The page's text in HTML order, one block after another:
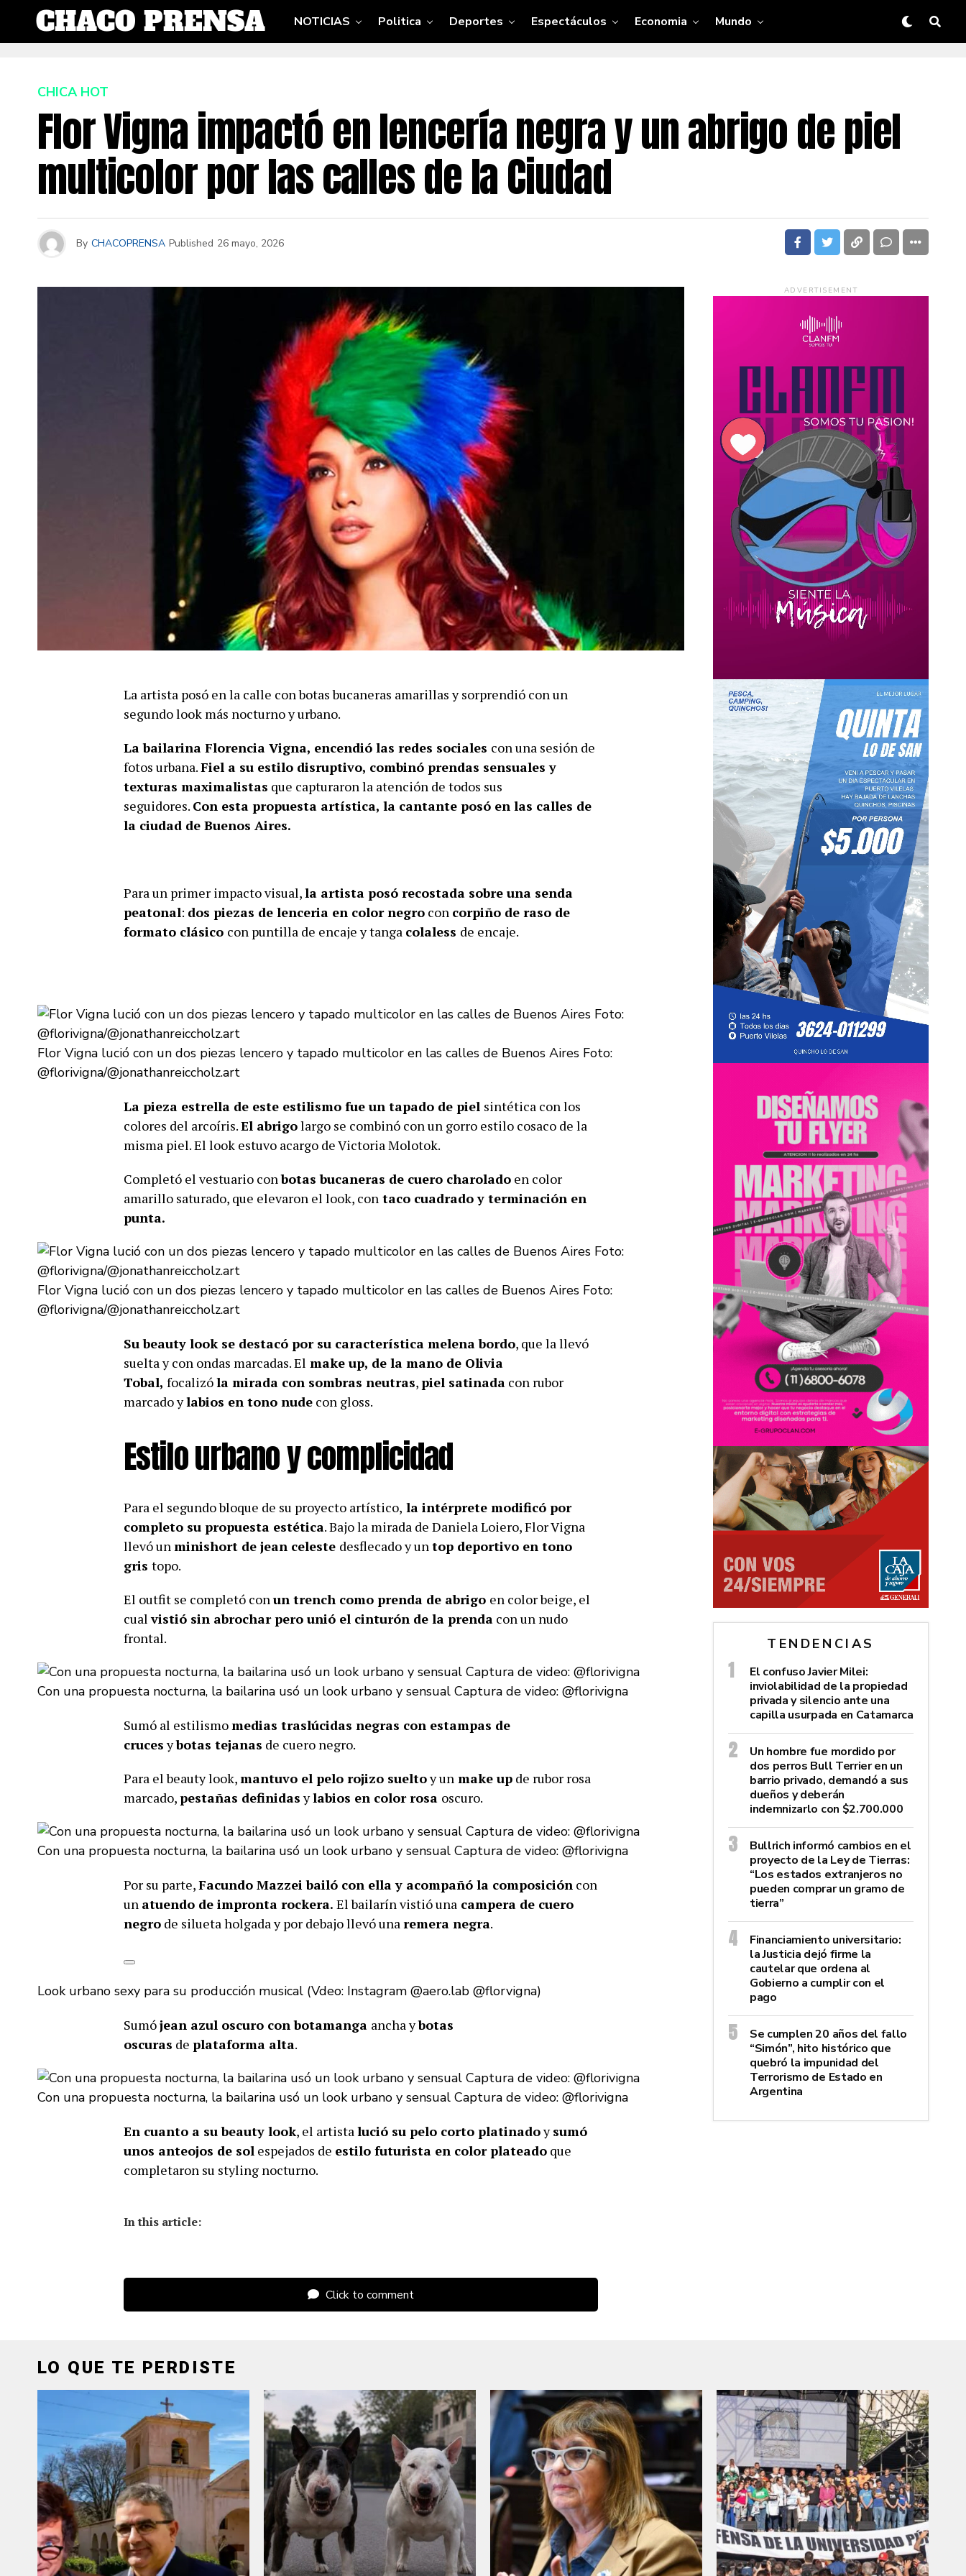
NOTICIAS Politica Deportes Espectáculos Economia Mundo
CHICA HOT
Flor Vigna impactó en lencería negra y un abrigo de piel
multicolor por las calles de la Ciudad
By CHACOPRENSA Published 26 mayo, 2026
La artista posó en la calle con botas bucaneras amarillas y sorprendió con un
segundo look más nocturno y urbano.
La bailarina Florencia Vigna, encendió las redes sociales con una sesión de
fotos urbana.Fiel a su estilo disruptivo, combinó prendas sensuales y
texturas maximalistas que capturaron la atención de todos sus
seguidores. Con esta propuesta artística, la cantante posó en las calles de
la ciudad de Buenos Aires.
Para un primer impacto visual,la artista posó recostada sobre una senda
peatonal: dos piezas de lenceria en color negro con corpiño de raso de
formato clásico con puntilla de encaje y tanga colaless de encaje.
Flor Vigna lució con un dos piezas lencero y tapado multicolor en las calles de Buenos Aires Foto:
@florivigna/@jonathanreiccholz.art
La pieza estrella de este estilismo fue un tapado de piel sintética con los
colores del arcoíris.El abrigolargo se combinó con un gorro estilo cosaco de la
misma piel. El look estuvo acargo de Victoria Molotok.
Completó el vestuario conbotas bucaneras de cuero charolado en color
amarillo saturado, que elevaron el look, con taco cuadrado y terminación en
punta.
Flor Vigna lució con un dos piezas lencero y tapado multicolor en las calles de Buenos Aires Foto:
@florivigna/@jonathanreiccholz.art
Su beauty look se destacó por su característica melena bordo, que la llevó
suelta y con ondas marcadas. El make up, de la mano de Olivia
Tobal, focalizóla mirada con sombras neutras,piel satinada con rubor
marcado ylabios en tono nude con gloss.
Estilo urbano y complicidad
Para el segundo bloque de su proyecto artístico, la intérprete modificó por
completo su propuesta estética. Bajo la mirada de Daniela Loiero, Flor Vigna
llevó unminishort de jean celeste desflecado y untop deportivo en tono
gris topo.
El outfit se completó conun trench como prenda de abrigo en color beige, el
cualvistió sin abrochar pero unió el cinturón de la prenda con un nudo
frontal.
Con una propuesta nocturna, la bailarina usó un look urbano y sensual Captura de video: @florivigna
Sumó al estilismomedias traslúcidas negras con estampas de
crucesybotas tejanas de cuero negro.
Para el beauty look,mantuvo el pelo rojizo sueltoy un make up de rubor rosa
marcado,pestañas definidasylabios en color rosa oscuro.
Con una propuesta nocturna, la bailarina usó un look urbano y sensual Captura de video: @florivigna
Por su parte,Facundo Mazzei bailó con ella y acompañó la composición con
un atuendo de impronta rockera. El bailarín vistió una campera de cuero
negro de silueta holgada y por debajo llevó unaremera negra.
Look urbano sexy para su producción musical (Vdeo: Instagram @aero.lab @florvigna)
Sumójean azul oscuro con botamanga ancha ybotas
oscuras de plataforma alta.
Con una propuesta nocturna, la bailarina usó un look urbano y sensual Captura de video: @florivigna
En cuanto a su beauty look, el artistalució su pelo corto platinadoysumó
unos anteojos de sol espejados de estilo futurista en color plateado que
completaron su styling nocturno.
In this article:
Click to comment
ADVERTISEMENT
TENDENCIAS
El confuso Javier Milei:
inviolabilidad de la propiedad
privada y silencio ante una
capilla usurpada en Catamarca
Un hombre fue mordido por
dos perros Bull Terrier en un
barrio privado, demandó a sus
dueños y deberán
indemnizarlo con $2.700.000
Bullrich informó cambios en el
proyecto de la Ley de Tierras:
“Los estados extranjeros no
pueden comprar un gramo de
tierra”
Financiamiento universitario:
la Justicia dejó firme la
cautelar que ordena al
Gobierno a cumplir con el
pago
Se cumplen 20 años del fallo
“Simón”, hito histórico que
quebró la impunidad del
Terrorismo de Estado en
Argentina
LO QUE TE PERDISTE